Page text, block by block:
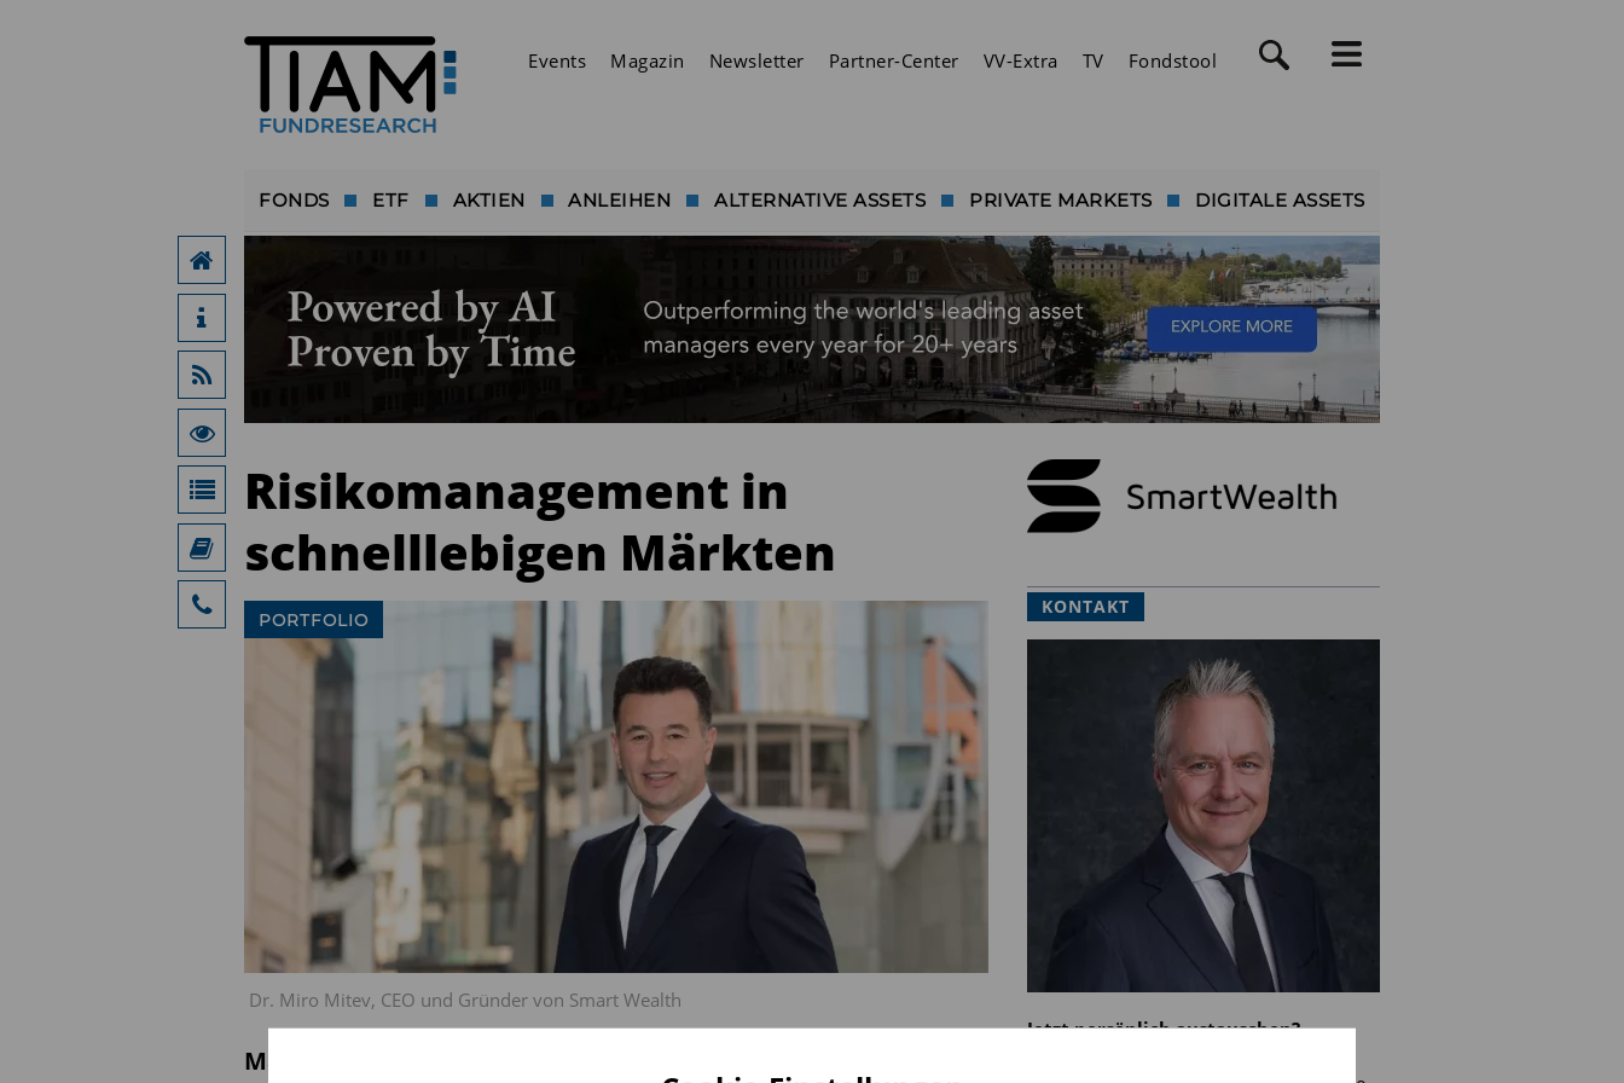
Events Magazin Newsletter Partner-Center VV-Extra TV Fondstool
FONDS ETF AKTIEN ANLEIHEN ALTERNATIVE ASSETS PRIVATE MARKETS DIGITALE ASSETS
Risikomanagement in
schnelllebigen Märkten
Dr. Miro Mitev, CEO und Gründer von Smart Wealth
PORTFOLIO
Marktvolatilität ist zu einem prägenden Merkmal des
KONTAKT
Jetzt persönlich austauschen?